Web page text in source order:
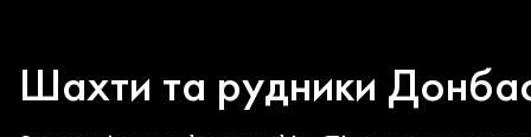
Шахти та рудники